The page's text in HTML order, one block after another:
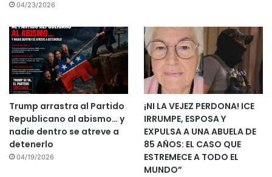
04/23/2026
Trump arrastra al Partido
Republicano al abismo… y
nadie dentro se atreve a
detenerlo
04/19/2026
¡NI LA VEJEZ PERDONA! ICE
IRRUMPE, ESPOSA Y
EXPULSA A UNA ABUELA DE
85 AÑOS: EL CASO QUE
ESTREMECE A TODO EL
MUNDO”